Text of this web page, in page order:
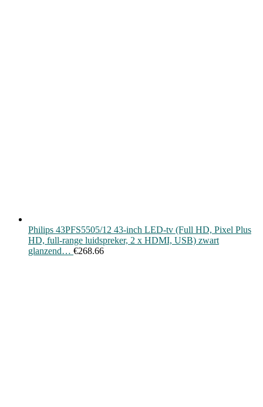
Philips 43PFS5505/12 43-inch LED-tv (Full HD, Pixel Plus
HD, full-range luidspreker, 2 x HDMI, USB) zwart
glanzend… €268.66